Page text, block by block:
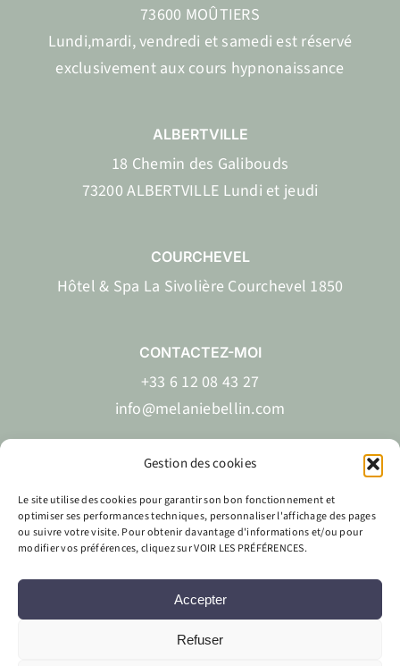
Gestion des cookies
Le site utilise des cookies pour garantir son bon fonctionnement et
optimiser ses performances techniques, personnaliser l'affichage des pages
ou suivre votre visite. Pour obtenir davantage d'informations et/ou pour
modifier vos préférences, cliquez sur VOIR LES PRÉFÉRENCES.
Accepter
Refuser
73600 MOÛTIERS
Lundi,mardi, vendredi et samedi est réservé
exclusivement aux cours hypnonaissance
ALBERTVILLE
18 Chemin des Galibouds
73200 ALBERTVILLE Lundi et jeudi
COURCHEVEL
Hôtel & Spa La Sivolière Courchevel 1850
CONTACTEZ-MOI
+33 6 12 08 43 27
info@melaniebellin.com
EN FR
Site réalisé parLabo Web Création & Mélanie Bellin